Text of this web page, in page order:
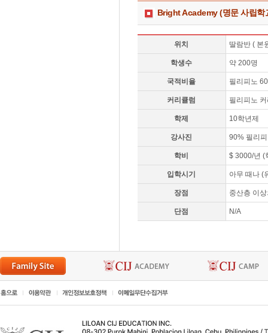
Bright Academy (명문 사립학
위치 딸람반 ( 본
학생수 약 200명
국적비율 필리피노
커리큘럼 필리피노
학제 10학년제
강사진 90% 필리
학비 $ 3000/년 (
입학시기 아무 때나 (
장점 중산층 이
단점 N/A